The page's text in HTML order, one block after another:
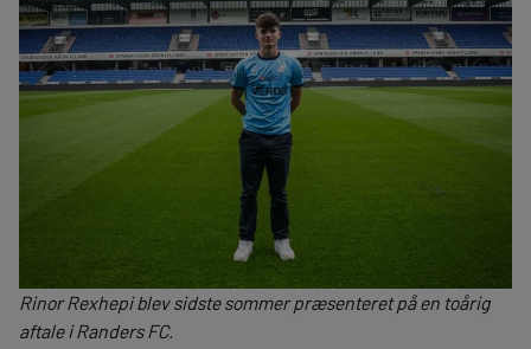
Rinor Rexhepi blev sidste sommer præsenteret på en toårig
aftale i Randers FC.